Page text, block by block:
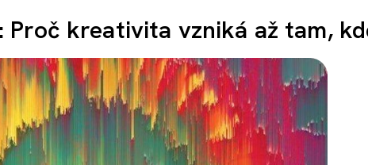
Proč kreativita vzniká až tam,